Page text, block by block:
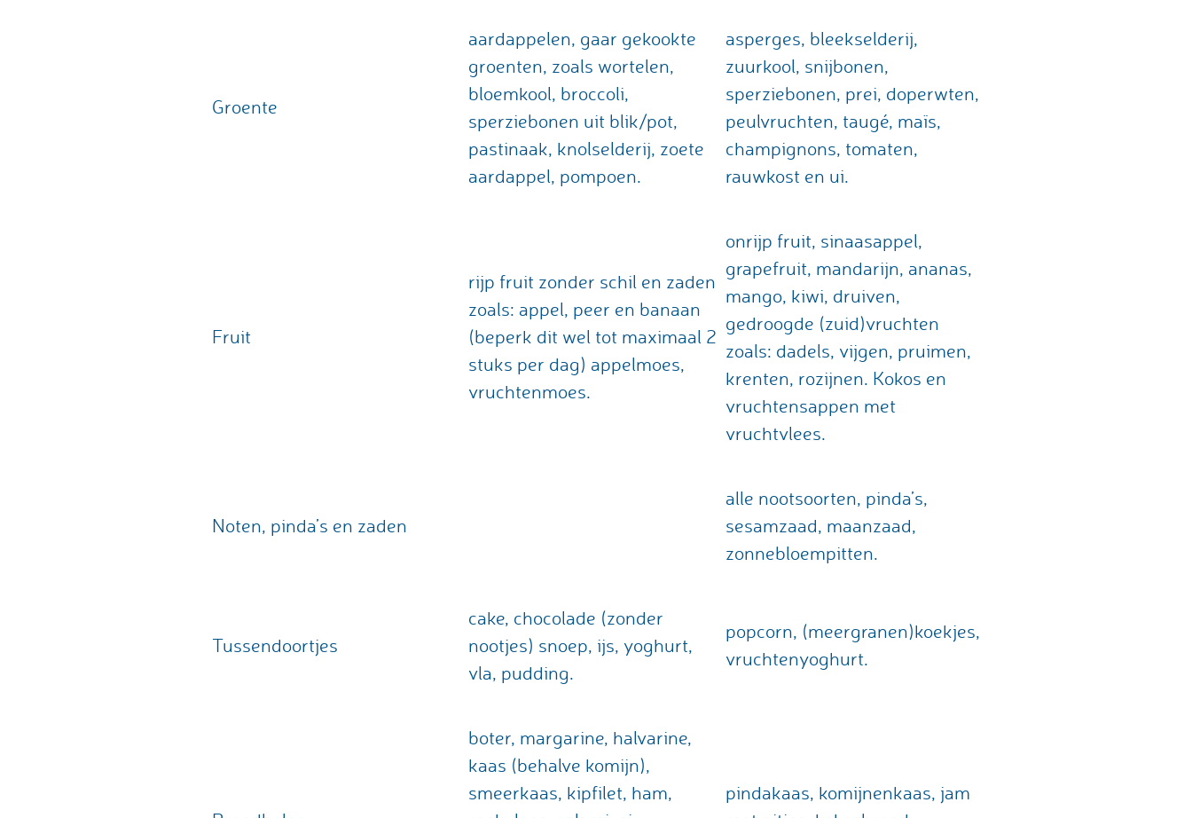
Groente
aardappelen, gaar gekookte
groenten, zoals wortelen,
bloemkool, broccoli,
sperziebonen uit blik/pot,
pastinaak, knolselderij, zoete
aardappel, pompoen.
asperges, bleekselderij,
zuurkool, snijbonen,
sperziebonen, prei, doperwten,
peulvruchten, taugé, maïs,
champignons, tomaten,
rauwkost en ui.
Fruit
rijp fruit zonder schil en zaden
zoals: appel, peer en banaan
(beperk dit wel tot maximaal 2
stuks per dag) appelmoes,
vruchtenmoes.
onrijp fruit, sinaasappel,
grapefruit, mandarijn, ananas,
mango, kiwi, druiven,
gedroogde (zuid)vruchten
zoals: dadels, vijgen, pruimen,
krenten, rozijnen. Kokos en
vruchtensappen met
vruchtvlees.
Noten, pinda’s en zaden
alle nootsoorten, pinda’s,
sesamzaad, maanzaad,
zonnebloempitten.
Tussendoortjes
cake, chocolade (zonder
nootjes) snoep, ijs, yoghurt,
vla, pudding.
popcorn, (meergranen)koekjes,
vruchtenyoghurt.
boter, margarine, halvarine,
kaas (behalve komijn),
smeerkaas, kipfilet, ham,
pindakaas, komijnenkaas, jam